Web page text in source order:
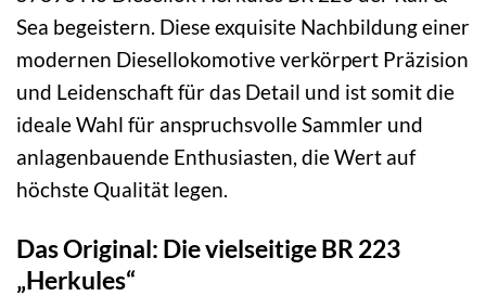
Sea begeistern. Diese exquisite Nachbildung einer
modernen Diesellokomotive verkörpert Präzision
und Leidenschaft für das Detail und ist somit die
ideale Wahl für anspruchsvolle Sammler und
anlagenbauende Enthusiasten, die Wert auf
höchste Qualität legen.
Das Original: Die vielseitige BR 223
„Herkules“